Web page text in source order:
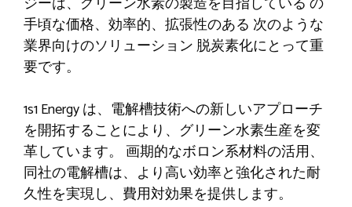
手頃な価格、効率的、拡張性のある 次のような
業界向けのソリューション脱炭素化にとって重
要です。
1s1 Energy は、電解槽技術への新しいアプローチ
を開拓することにより、グリーン水素生産を変
革しています。 画期的なボロン系材料の活用、
同社の電解槽は、より高い効率と強化された耐
久性を実現し、費用対効果を提供します。